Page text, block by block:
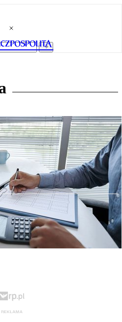
spółkom
zgłoszenia